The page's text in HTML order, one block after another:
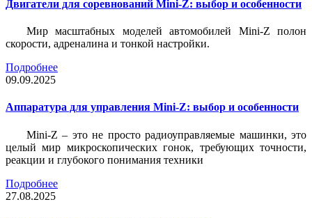
Двигатели для соревнований Mini-Z: выбор и особенности
Мир масштабных моделей автомобилей Mini-Z полон
скорости, адреналина и тонкой настройки.
Подробнее
09.09.2025
Аппаратура для управления Mini-Z: выбор и особенности
Mini-Z – это не просто радиоуправляемые машинки, это
целый мир микроскопических гонок, требующих точности,
реакции и глубокого понимания техники
Подробнее
27.08.2025